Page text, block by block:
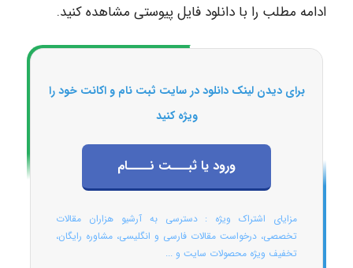
ادامه مطلب را با دانلود فایل پیوستی مشاهده کنید.
برای دیدن لینک دانلود در سایت ثبت نام و اکانت خود را
ویژه کنید
ورود یا ثبـــت نــــام
مزایای اشتراک ویژه : دسترسی به آرشیو هزاران مقالات
تخصصی، درخواست مقالات فارسی و انگلیسی، مشاوره رایگان،
تخفیف ویژه محصولات سایت و ...